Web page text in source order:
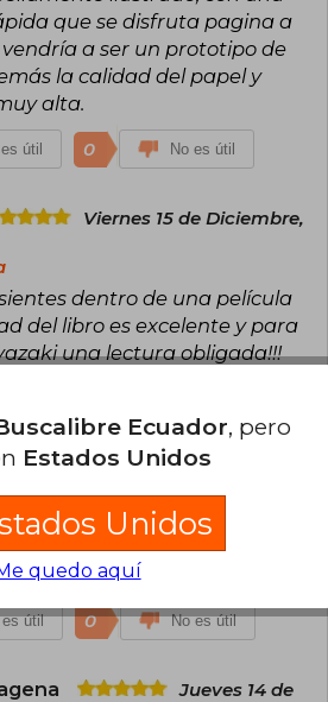
que se disfruta pagina a
a ser un prototipo de
la calidad del papel y
alta.
útil 0 No es útil
Viernes 15 de Diciembre,
dentro de una película
del libro es excelente y para
una lectura obligada!!!
Domingo 26 de Noviembre,
emotiva, y un dibujo
útil 0 No es útil
Jueves 14 de
Ecuador, pero
Estados Unidos
Unidos
quedo aquí